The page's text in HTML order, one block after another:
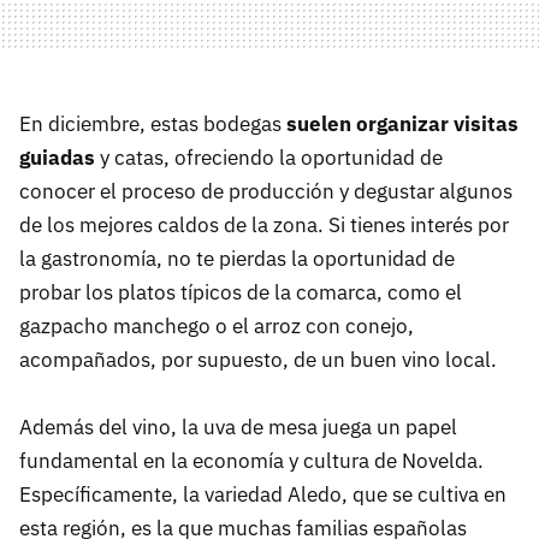
En diciembre, estas bodegassuelen organizar visitas
guiadas y catas, ofreciendo la oportunidad de
conocer el proceso de producción y degustar algunos
de los mejores caldos de la zona. Si tienes interés por
la gastronomía, no te pierdas la oportunidad de
probar los platos típicos de la comarca, como el
gazpacho manchego o el arroz con conejo,
acompañados, por supuesto, de un buen vino local.
Además del vino, la uva de mesa juega un papel
fundamental en la economía y cultura de Novelda.
Específicamente, la variedad Aledo, que se cultiva en
esta región, es la que muchas familias españolas